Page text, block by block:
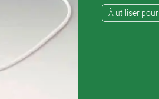
À utiliser pour